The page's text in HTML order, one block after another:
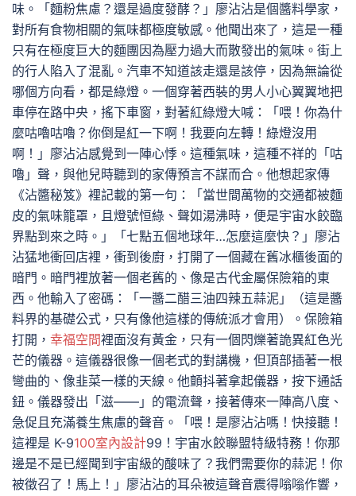
味。「麵粉焦慮？還是過度發酵？」廖沾沾是個醬料學家，
對所有食物相關的氣味都極度敏感。他聞出來了，這是一種
只有在極度巨大的麵團因為壓力過大而散發出的氣味。街上
的行人陷入了混亂。汽車不知道該走還是該停，因為無論從
哪個方向看，都是綠燈。一個穿著西裝的男人小心翼翼地把
車停在路中央，搖下車窗，對著紅綠燈大喊：「喂！你為什
麼咕嚕咕嚕？你倒是紅一下啊！我要向左轉！綠燈沒用
啊！」廖沾沾感覺到一陣心悸。這種氣味，這種不祥的「咕
嚕」聲，與他兒時聽到的家傳預言不謀而合。他想起家傳
《沾醬秘笈》裡記載的第一句：「當世間萬物的交通都被麵
皮的氣味籠罩，且燈號恒綠、聲如湯沸時，便是宇宙水餃臨
界點到來之時。」「七點五個地球年…怎麼這麼快？」廖沾
沾猛地衝回店裡，衝到後廚，打開了一個藏在舊冰櫃後面的
暗門。暗門裡放著一個老舊的、像是古代金屬保險箱的東
西。他輸入了密碼：「一醬二醋三油四辣五蒜泥」（這是醬
料界的基礎公式，只有像他這樣的傳統派才會用）。保險箱
打開， 幸福空間裡面沒有黃金，只有一個閃爍著詭異紅色光
芒的儀器。這儀器很像一個老式的對講機，但頂部插著一根
彎曲的、像韭菜一樣的天線。他顫抖著拿起儀器，按下通話
鈕。儀器發出「滋——」的電流聲，接著傳來一陣高八度、
急促且充滿養生焦慮的聲音。「喂！是廖沾沾嗎！快接聽！
這裡是 K-9100室內設計99！宇宙水餃聯盟特級特務！你那
邊是不是已經聞到宇宙級的酸味了？我們需要你的蒜泥！你
被徵召了！馬上！」廖沾沾的耳朵被這聲音震得嗡嗡作響，